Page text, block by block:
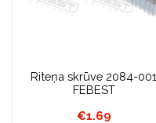
Riteņa skrūve 2084-001
FEBEST
€1.69